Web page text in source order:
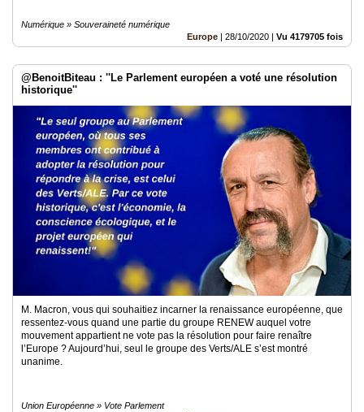
Numérique » Souveraineté numérique
Europe | 28/10/2020 | Vu 4179705 fois
@BenoitBiteau : ''Le Parlement européen a voté une résolution
historique''
M. Macron, vous qui souhaitiez incarner la renaissance européenne, que
ressentez-vous quand une partie du groupe RENEW auquel votre
mouvement appartient ne vote pas la résolution pour faire renaître
l’Europe ? Aujourd’hui, seul le groupe des Verts/ALE s’est montré
unanime.
Union Européenne » Vote Parlement